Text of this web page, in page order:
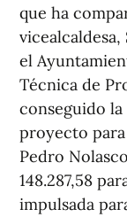
que ha
vicealcaldesa,
el
Técnica de
conseguido
proyecto para
Pedro
148.287,58
impulsada